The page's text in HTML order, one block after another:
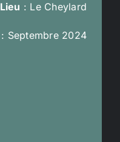
Lieu : Le Cheylard
: Septembre 2024